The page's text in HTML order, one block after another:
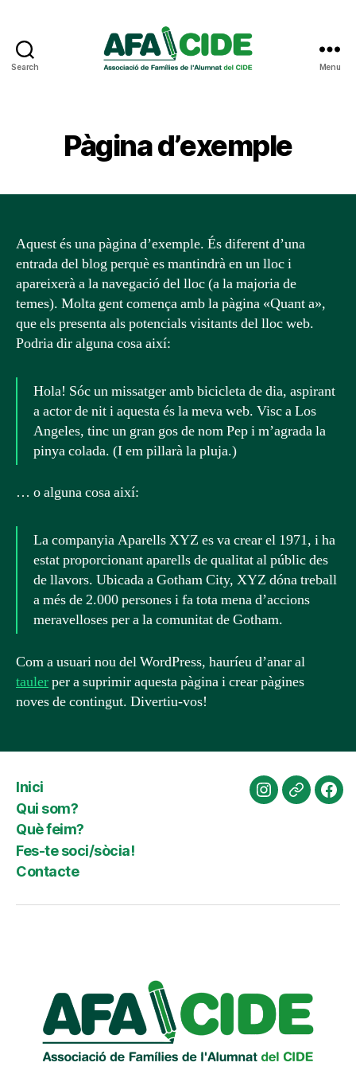
Search Menu
Pàgina d’exemple
Aquest és una pàgina d’exemple. És diferent d’una
entrada del blog perquè es mantindrà en un lloc i
apareixerà a la navegació del lloc (a la majoria de
temes). Molta gent comença amb la pàgina «Quant a»,
que els presenta als potencials visitants del lloc web.
Podria dir alguna cosa així:
Hola! Sóc un missatger amb bicicleta de dia, aspirant
a actor de nit i aquesta és la meva web. Visc a Los
Angeles, tinc un gran gos de nom Pep i m’agrada la
pinya colada. (I em pillarà la pluja.)
… o alguna cosa així:
La companyia Aparells XYZ es va crear el 1971, i ha
estat proporcionant aparells de qualitat al públic des
de llavors. Ubicada a Gotham City, XYZ dóna treball
a més de 2.000 persones i fa tota mena d’accions
meravelloses per a la comunitat de Gotham.
Com a usuari nou del WordPress, hauríeu d’anar al
taulerper a suprimir aquesta pàgina i crear pàgines
noves de contingut. Divertiu-vos!
Inici
Qui som?
Què feim?
Fes-te soci/sòcia!
Contacte
Instagram
Website